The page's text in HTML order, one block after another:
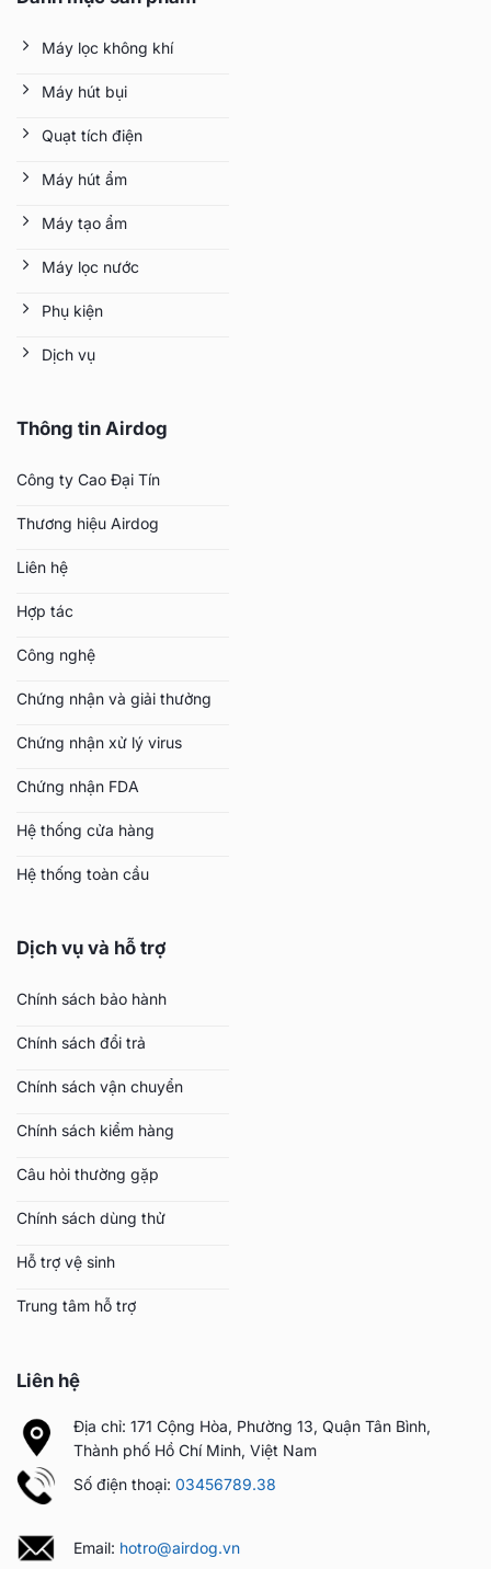
21.800.000 ₫.
Máy lọc không khí
Máy hút bụi
Quạt tích điện
Máy hút ẩm
Máy tạo ẩm
Máy lọc nước
Phụ kiện
Dịch vụ
Thông tin Airdog
Công ty Cao Đại Tín
Thương hiệu Airdog
Liên hệ
Hợp tác
Công nghệ
Chứng nhận và giải thưởng
Chứng nhận xử lý virus
Chứng nhận FDA
Hệ thống cửa hàng
Hệ thống toàn cầu
Dịch vụ và hỗ trợ
Chính sách bảo hành
Chính sách đổi trả
Chính sách vận chuyển
Chính sách kiểm hàng
Câu hỏi thường gặp
Chính sách dùng thử
Hỗ trợ vệ sinh
Trung tâm hỗ trợ
Liên hệ
Địa chỉ: 171 Cộng Hòa, Phường 13, Quận Tân Bình,
Thành phố Hồ Chí Minh, Việt Nam
Số điện thoại: 03456789.38
Email: hotro@airdog.vn